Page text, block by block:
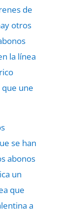
de
otros
la línea
une
se han
abonos
un
que
a